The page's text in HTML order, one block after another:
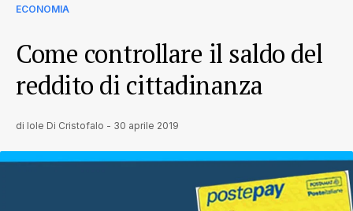
ECONOMIA
Come controllare il saldo del
reddito di cittadinanza
di Iole Di Cristofalo - 30 aprile 2019